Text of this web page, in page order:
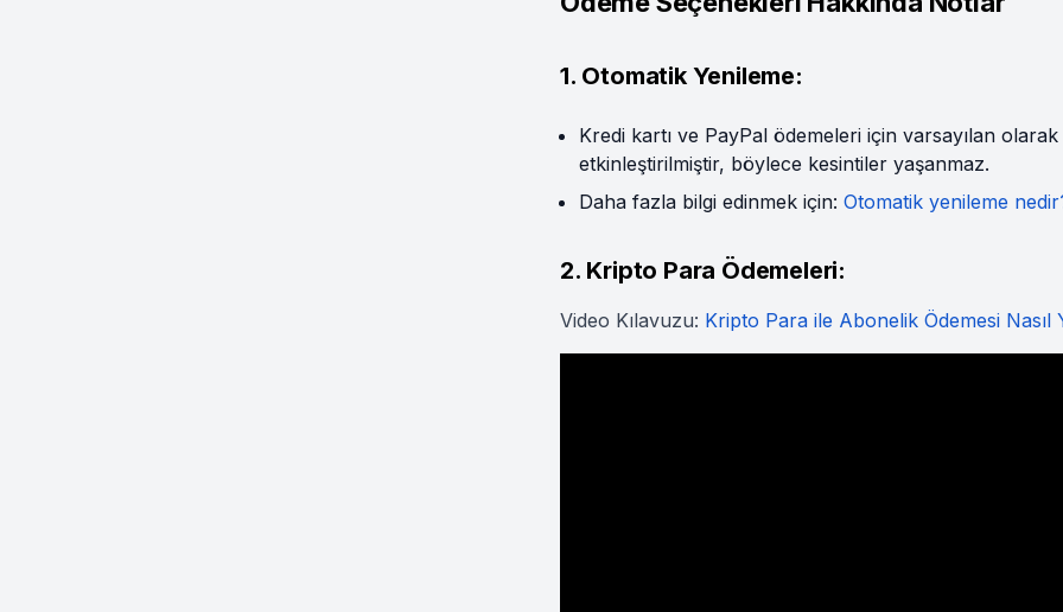
1. Otomatik Yenileme:
Kredi kartı ve PayPal ödemeleri için varsayılan olarak
etkinleştirilmiştir, böylece kesintiler yaşanmaz.
Daha fazla bilgi edinmek için: Otomatik yenileme
2. Kripto Para Ödemeleri:
Video Kılavuzu: Kripto Para ile Abonelik Ödemesi Nasıl